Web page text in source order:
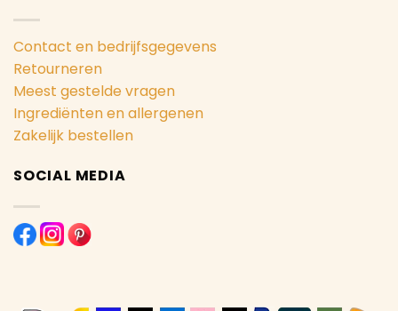
Contact en bedrijfsgegevens
Retourneren
Meest gestelde vragen
Ingrediënten en allergenen
Zakelijk bestellen
SOCIAL MEDIA